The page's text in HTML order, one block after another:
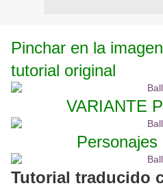
Pinchar en la
tutorial original
VARIANTE
Tutorial traducido